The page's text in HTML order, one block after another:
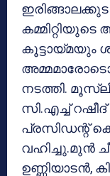
കൂട്ടായ്മയും
നടത്തി.
സി.എച്ച്
പ്രസിഡന്റ്
വഹിച്ചു.മുന്‍
ഉണ്ണിയാടന്‍,